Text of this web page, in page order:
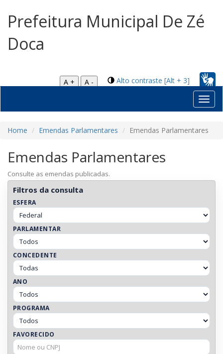
Prefeitura Municipal De Zé
Doca
Alto contraste [Alt + 3]
A +
A -
Home Emendas Parlamentares Emendas Parlamentares
Emendas Parlamentares
Consulte as emendas publicadas.
Filtros da consulta
ESFERA
PARLAMENTAR
CONCEDENTE
ANO
PROGRAMA
FAVORECIDO